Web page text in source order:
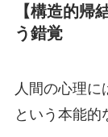
【構造的帰
う錯覚
人間の心理に
という本能的